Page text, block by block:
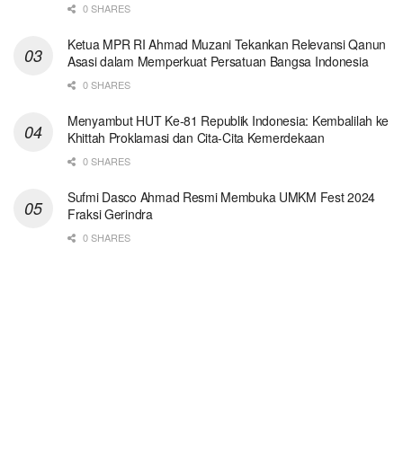
0 SHARES
Ketua MPR RI Ahmad Muzani Tekankan Relevansi Qanun
Asasi dalam Memperkuat Persatuan Bangsa Indonesia
0 SHARES
Menyambut HUT Ke-81 Republik Indonesia: Kembalilah ke
Khittah Proklamasi dan Cita-Cita Kemerdekaan
0 SHARES
Sufmi Dasco Ahmad Resmi Membuka UMKM Fest 2024
Fraksi Gerindra
0 SHARES